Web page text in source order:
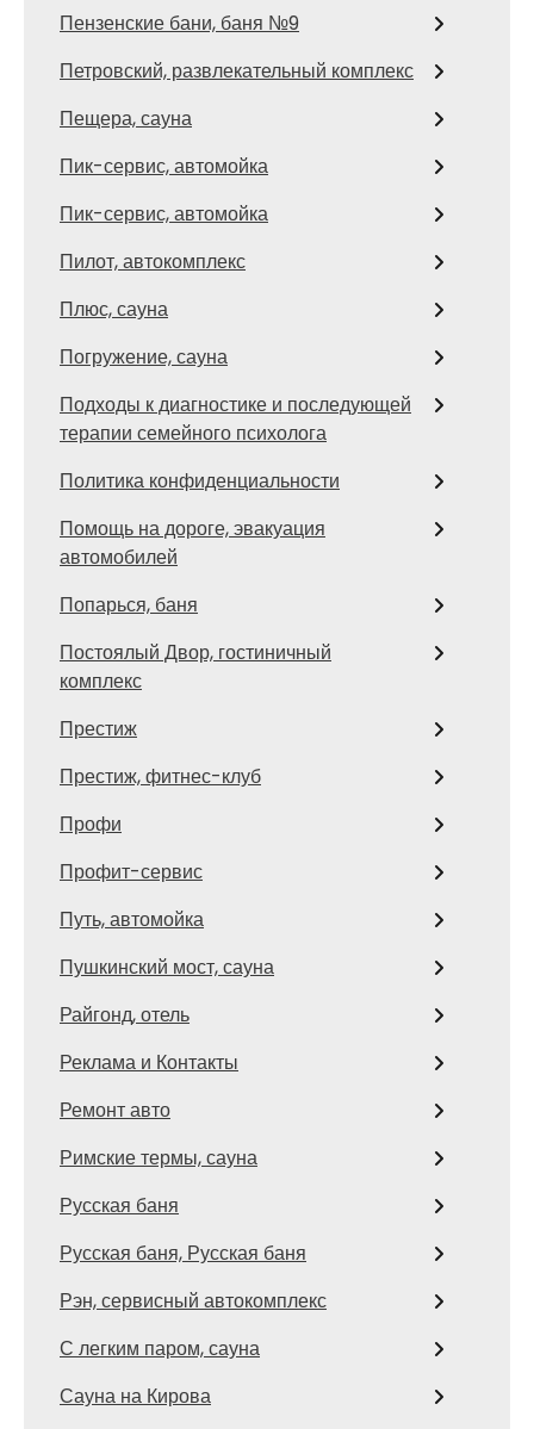
Пензенские бани, баня №9
Петровский, развлекательный комплекс
Пещера, сауна
Пик-сервис, автомойка
Пик-сервис, автомойка
Пилот, автокомплекс
Плюс, сауна
Погружение, сауна
Подходы к диагностике и последующей
терапии семейного психолога
Политика конфиденциальности
Помощь на дороге, эвакуация
автомобилей
Попарься, баня
Постоялый Двор, гостиничный
комплекс
Престиж
Престиж, фитнес-клуб
Профи
Профит-сервис
Путь, автомойка
Пушкинский мост, сауна
Райгонд, отель
Реклама и Контакты
Ремонт авто
Римские термы, сауна
Русская баня
Русская баня, Русская баня
Рэн, сервисный автокомплекс
С легким паром, сауна
Сауна на Кирова